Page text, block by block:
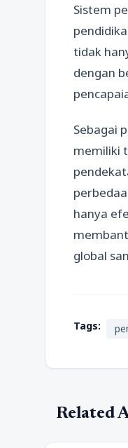
Sistem
tidak
dengan
Sebagai
memiliki
hanya
global
Tags:
Related